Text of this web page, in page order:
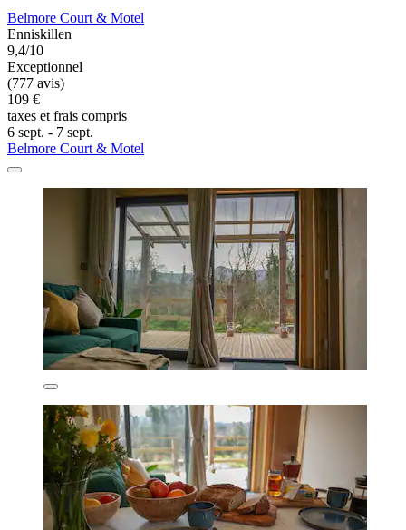
Belmore Court & Motel
Enniskillen
9,4/10
Exceptionnel
(777 avis)
109 €
taxes et frais compris
6 sept. - 7 sept.
Belmore Court & Motel